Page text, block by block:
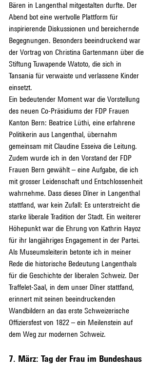
Bären in Langenthal mitgestalten durfte. Der
Abend bot eine wertvolle Plattform für
inspirierende Diskussionen und bereichernde
Begegnungen. Besonders beeindruckend war
der Vortrag von Christina Gartenmann über die
Stiftung Tuwapende Watoto, die sich in
Tansania für verwaiste und verlassene Kinder
einsetzt.
Ein bedeutender Moment war die Vorstellung
des neuen Co-Präsidiums der FDP Frauen
Kanton Bern: Beatrice Lüthi, eine erfahrene
Politikerin aus Langenthal, übernahm
gemeinsam mit Claudine Esseiva die Leitung.
Zudem wurde ich in den Vorstand der FDP
Frauen Bern gewählt – eine Aufgabe, die ich
mit grosser Leidenschaft und Entschlossenheit
wahrnehme. Dass dieses Dîner in Langenthal
stattfand, war kein Zufall: Es unterstreicht die
starke liberale Tradition der Stadt. Ein weiterer
Höhepunkt war die Ehrung von Kathrin Hayoz
für ihr langjähriges Engagement in der Partei.
Als Museumsleiterin betonte ich in meiner
Rede die historische Bedeutung Langenthals
für die Geschichte der liberalen Schweiz. Der
Traffelet-Saal, in dem unser Dîner stattfand,
erinnert mit seinen beeindruckenden
Wandbildern an das erste Schweizerische
Offiziersfest von 1822 – ein Meilenstein auf
dem Weg zur modernen Schweiz.
7. März: Tag der Frau im Bundeshaus